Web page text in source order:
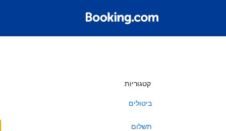
קטגוריות
ביטולים
תשלום